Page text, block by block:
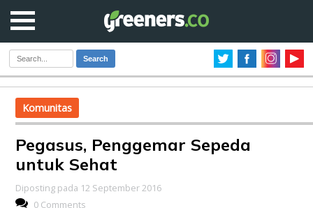
Search
Komunitas
Pegasus, Penggemar Sepeda
untuk Sehat
Diposting pada 12 September 2016
0 Comments